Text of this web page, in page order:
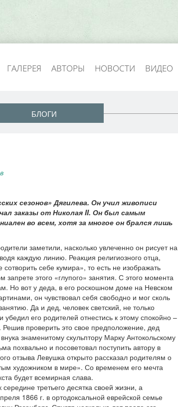
ГАЛЕРЕЯ АВТОРЫ НОВОСТИ ВИДЕО
БЛОГИ
сезонов» Дягилева. Он учил живописи
заказы от Николая II. Он был самым
во всем, хотя за многое он брался лишь
заметили, насколько увлеченно он рисует на
каждую линию. Реакция религиозного отца,
себе кумира», то есть не изображать
запрете этого «глупого» занятия. С этого момента
Но вот у деда, в его роскошном доме на Невском
он чувствовал себя свободно и мог сколь
Да и дед, человек светский, не только
его родителей отнестись к этому спокойно –
проверить это свое предположение, дед
знаменитому скульптору Марку Антокольскому
похвально и посоветовал поступить автору в
отзыва Левушка открыто рассказал родителям о
художником в мире». Со временем его мечта
будет всемирная слава.
третьего десятка своей жизни, а
1866 г. в ортодоксальной еврейской семье